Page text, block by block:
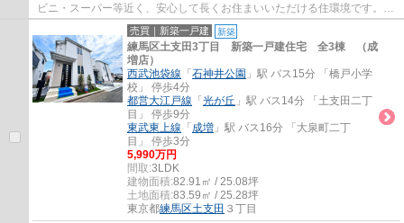
ビニ・スーパー等近く、安心して長くお住まいいただける住環境です。
■ZEH水準の省エネ住宅 ■性能評価書におい...
売買｜新築一戸建 新築
練馬区土支田3丁目 新築一戸建住宅 全3棟 （成
増店）
西武池袋線 「 石神井公園 」駅 バス15分 「橋戸小学
校」 停歩4分
都営大江戸線 「 光が丘 」駅 バス14分 「土支田二丁
目」 停歩9分
東武東上線 「 成増 」駅 バス16分 「大泉町二丁
目」 停歩3分
5,990万円
間取:3LDK
建物面積:82.91㎡ / 25.08坪
土地面積:83.59㎡ / 25.28坪
東京都練馬区土支田 ３丁目